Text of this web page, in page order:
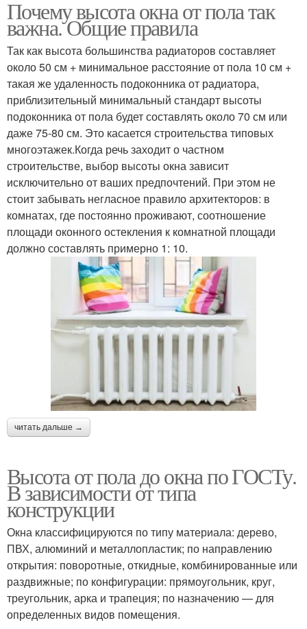
Почему высота окна от пола так
важна. Общие правила
Так как высота большинства радиаторов составляет
около 50 см + минимальное расстояние от пола 10 см +
такая же удаленность подоконника от радиатора,
приблизительный минимальный стандарт высоты
подоконника от пола будет составлять около 70 см или
даже 75-80 см. Это касается строительства типовых
многоэтажек.Когда речь заходит о частном
строительстве, выбор высоты окна зависит
исключительно от ваших предпочтений. При этом не
стоит забывать негласное правило архитекторов: в
комнатах, где постоянно проживают, соотношение
площади оконного остекления к комнатной площади
должно составлять примерно 1: 10.
читать дальше →
Высота от пола до окна по ГОСТу.
В зависимости от типа
конструкции
Окна классифицируются по типу материала: дерево,
ПВХ, алюминий и металлопластик; по направлению
открытия: поворотные, откидные, комбинированные или
раздвижные; по конфигурации: прямоугольник, круг,
треугольник, арка и трапеция; по назначению — для
определенных видов помещения.